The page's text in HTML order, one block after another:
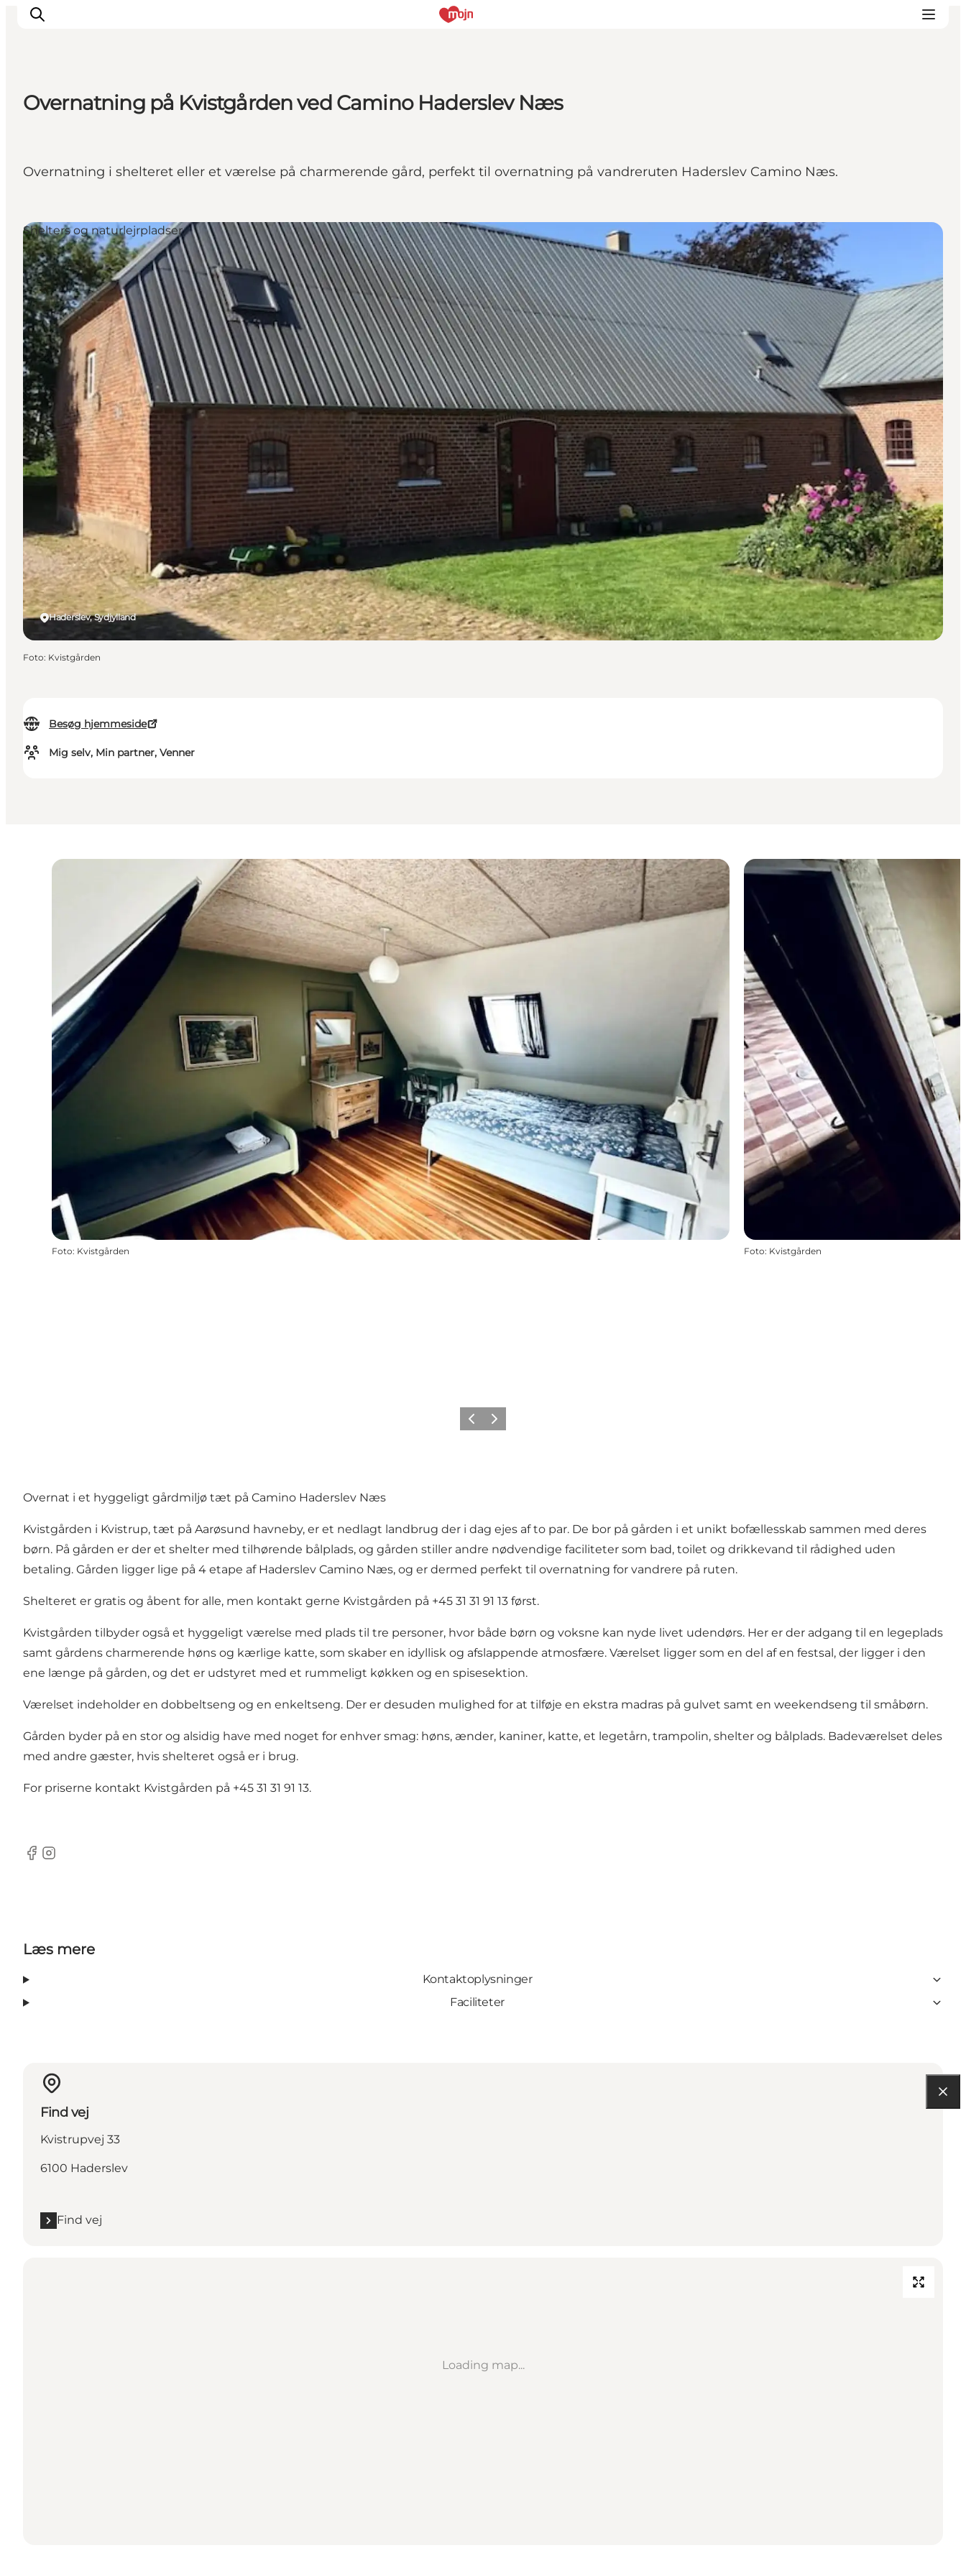
Det sker
Overnatning
Booking
Overnatning på Kvistgården ved Camino Haderslev Næs
Overnatning i shelteret eller et værelse på charmerende gård, perfekt til overnatning på vandreruten Haderslev Camino Næs.
Besøg hjemmeside
Mig selv, Min partner, Venner
Haderslev, Sydjylland
Shelters og naturlejrpladser
Foto: Kvistgården
Foto: Kvistgården Foto: Kvistgården
ForrigeNæste
Overnat i et hyggeligt gårdmiljø tæt på Camino Haderslev Næs
Kvistgården i Kvistrup, tæt på Aarøsund havneby, er et nedlagt landbrug der i dag ejes af to par. De bor på gården i et unikt bofællesskab sammen med deres
børn. På gården er der et shelter med tilhørende bålplads, og gården stiller andre nødvendige faciliteter som bad, toilet og drikkevand til rådighed uden
betaling. Gården ligger lige på 4 etape af Haderslev Camino Næs, og er dermed perfekt til overnatning for vandrere på ruten.
Shelteret er gratis og åbent for alle, men kontakt gerne Kvistgården på +45 31 31 91 13 først.
Kvistgården tilbyder også et hyggeligt værelse med plads til tre personer, hvor både børn og voksne kan nyde livet udendørs. Her er der adgang til en legeplads
samt gårdens charmerende høns og kærlige katte, som skaber en idyllisk og afslappende atmosfære. Værelset ligger som en del af en festsal, der ligger i den
ene længe på gården, og det er udstyret med et rummeligt køkken og en spisesektion.
Værelset indeholder en dobbeltseng og en enkeltseng. Der er desuden mulighed for at tilføje en ekstra madras på gulvet samt en weekendseng til småbørn.
Gården byder på en stor og alsidig have med noget for enhver smag: høns, ænder, kaniner, katte, et legetårn, trampolin, shelter og bålplads. Badeværelset deles
med andre gæster, hvis shelteret også er i brug.
For priserne kontakt Kvistgården på +45 31 31 91 13.
Facebook
Instagram
Læs mere
Kontaktoplysninger
Faciliteter
Find vej
Kvistrupvej 33
6100 Haderslev
Find vej
Loading map...